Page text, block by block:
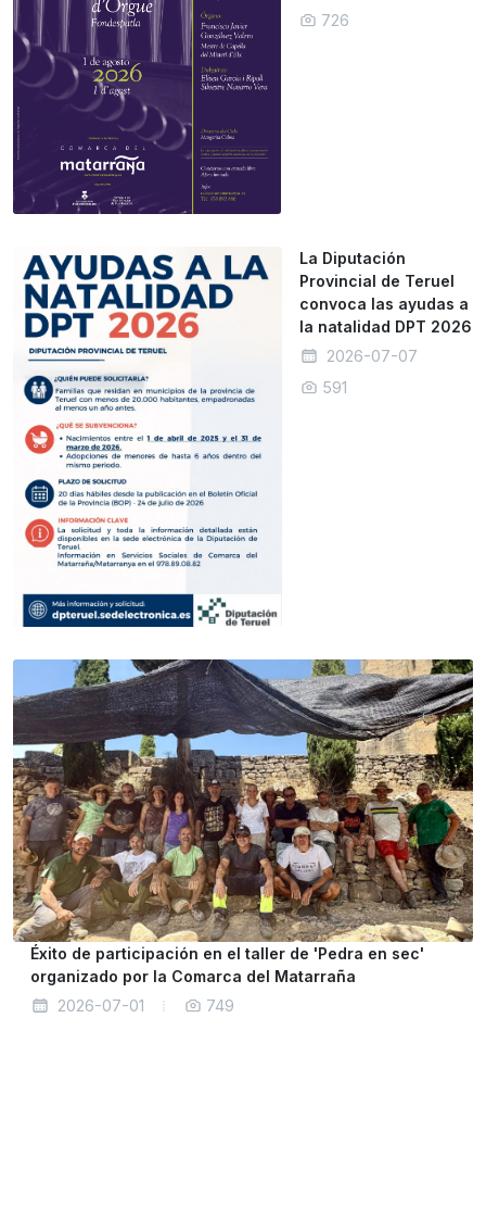
726
La Diputación
Provincial de Teruel
convoca las ayudas a
la natalidad DPT 2026
2026-07-07
591
Éxito de participación en el taller de 'Pedra en sec'
organizado por la Comarca del Matarraña
2026-07-01
749